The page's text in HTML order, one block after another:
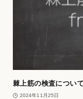
棘上筋の検査について
2024年11月25日